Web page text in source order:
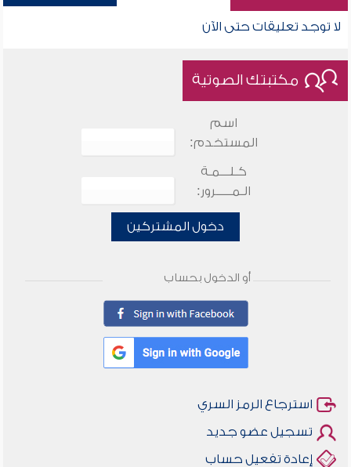
لا توجد تعليقات حتى الآن
مكتبتك الصوتية
اسم
المستخدم:
كـلـــمـة
الـمـــــرور:
دخول المشتركين
أو الدخول بحساب
استرجاع الرمز السري
تسجيل عضو جديد
إعادة تفعيل حساب